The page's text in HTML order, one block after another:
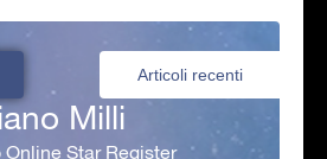
Articoli recenti
Milli
Star Register